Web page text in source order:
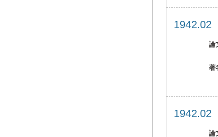
論
著
論